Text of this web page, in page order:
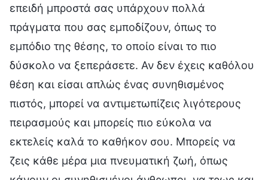
επειδή μπροστά σας υπάρχουν πολλά
πράγματα που σας εμποδίζουν, όπως το
εμπόδιο της θέσης, το οποίο είναι το πιο
δύσκολο να ξεπεράσετε. Αν δεν έχεις καθόλου
θέση και είσαι απλώς ένας συνηθισμένος
πιστός, μπορεί να αντιμετωπίζεις λιγότερους
πειρασμούς και μπορείς πιο εύκολα να
εκτελείς καλά το καθήκον σου. Μπορείς να
ζεις κάθε μέρα μια πνευματική ζωή, όπως